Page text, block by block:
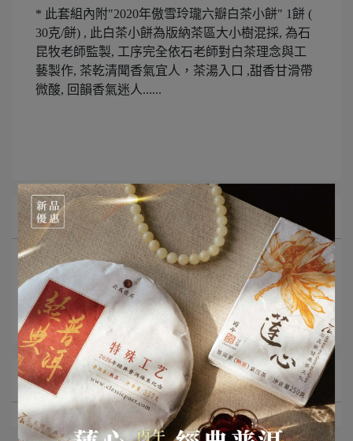
* 此套組內附"2020年傲雪玲瓏六瓣白茶小餅" 1餅 (
30克/餅) , 此白茶小餅為版納茶區大小樹混採, 為石
昆牧老師監製, 工序完全依石老師對白茶理念與工
藝製作, 茶乾清聞香氣宜人，茶湯入口 ,甜香甘滑帶
微酸, 回韻香氣迷人......
所有文章主題
最新消息
茶知識分享
影音分享
文章分類